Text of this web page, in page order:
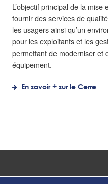
L’objectif principal de la
fournir des services de
les usagers ainsi qu’un
pour les exploitants et les
permettant de moderniser et
équipement.
En savoir + sur le Cerre